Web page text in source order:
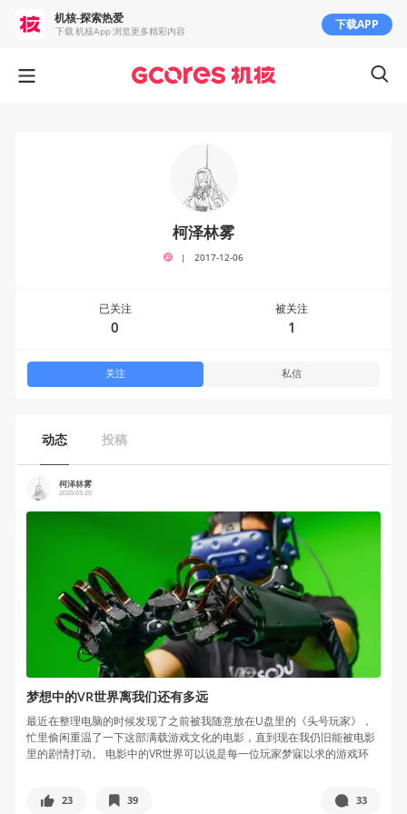
动态 投稿
柯泽林雾
2020-03-20
梦想中的VR世界离我们还有多远
最近在整理电脑的时候发现了之前被我随意放在U盘里的《头号玩家》，
忙里偷闲重温了一下这部满载游戏文化的电影，直到现在我仍旧能被电影
里的剧情打动。 电影中的VR世界可以说是每一位玩家梦寐以求的游戏环
23 39 33
柯泽林雾
| 2017-12-06
已关注
0
被关注
1
关注 私信
机核-探索热爱
下载 机核App 浏览更多精彩内容 下载APP